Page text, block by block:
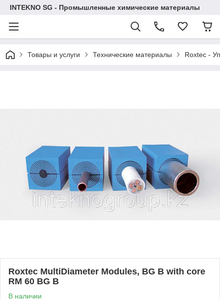
INTEKNO SG - Промышленные химические материалы
Товары и услуги Технические материалы Roxtec -
Roxtec MultiDiameter Modules, BG B with core
RM 60 BG B
В наличии